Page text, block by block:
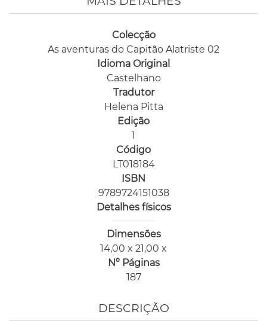
Colecção
As aventuras do Capitão Alatriste 02
Idioma Original
Castelhano
Tradutor
Helena Pitta
Edição
1
Código
LT018184
ISBN
9789724151038
Detalhes físicos
Dimensões
14,00 x 21,00 x
Nº Páginas
187
DESCRIÇÃO